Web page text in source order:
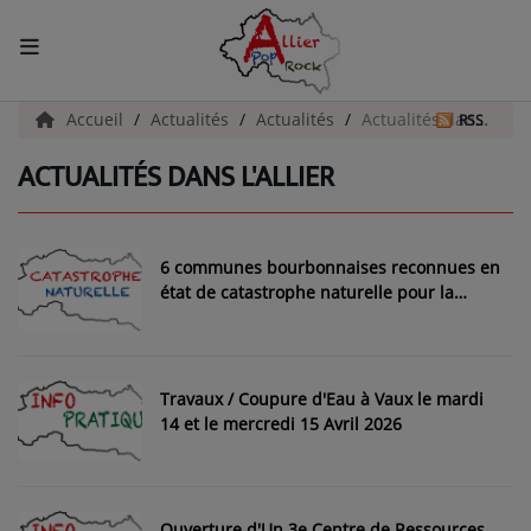
ACCUEIL
Actualités
AGENDA CULTUREL - ALLIER
INFOS POP ROCK
La Radio
EMISSIONS
ARTISTES
Accueil Actualités Actualités Actualités dans l'Allier
RSS
ACTUALITÉS DANS L'ALLIER
6 communes bourbonnaises reconnues en
état de catastrophe naturelle pour la
Travaux / Coupure d'Eau à Vaux le mardi
14 et le mercredi 15 Avril 2026